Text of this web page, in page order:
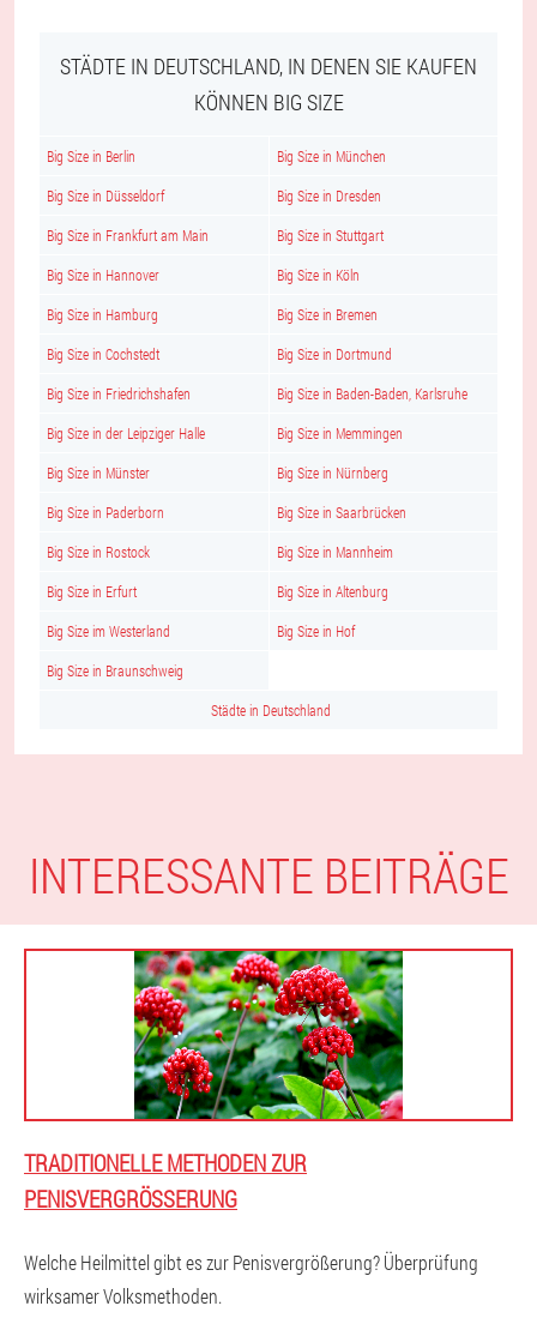
STÄDTE IN DEUTSCHLAND, IN DENEN SIE KAUFEN
KÖNNEN BIG SIZE
Big Size in Berlin Big Size in München
Big Size in Düsseldorf Big Size in Dresden
Big Size in Frankfurt am Main Big Size in Stuttgart
Big Size in Hannover Big Size in Köln
Big Size in Hamburg Big Size in Bremen
Big Size in Cochstedt Big Size in Dortmund
Big Size in Friedrichshafen Big Size in Baden-Baden, Karlsruhe
Big Size in der Leipziger Halle Big Size in Memmingen
Big Size in Münster Big Size in Nürnberg
Big Size in Paderborn Big Size in Saarbrücken
Big Size in Rostock Big Size in Mannheim
Big Size in Erfurt Big Size in Altenburg
Big Size im Westerland Big Size in Hof
Big Size in Braunschweig
Städte in Deutschland
INTERESSANTE BEITRÄGE
TRADITIONELLE METHODEN ZUR
PENISVERGRÖSSERUNG
Welche Heilmittel gibt es zur Penisvergrößerung? Überprüfung
wirksamer Volksmethoden.